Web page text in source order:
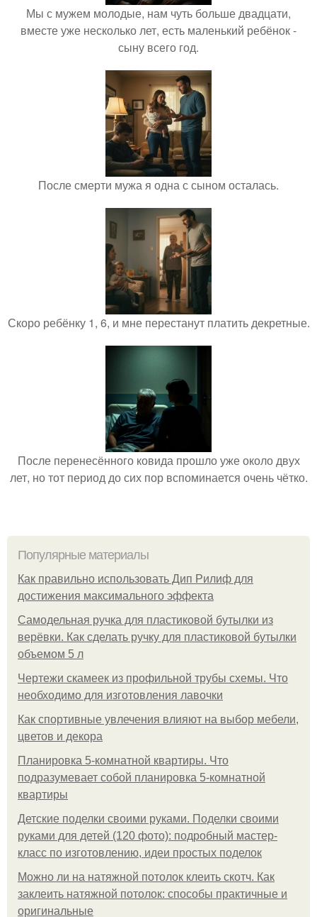
Мы с мужем молодые, нам чуть больше двадцати,
вместе уже несколько лет, есть маленький ребёнок -
сыну всего год.
После смерти мужа я одна с сыном осталась.
Скоро ребёнку 1, 6, и мне перестанут платить декретные.
После перенесённого ковида прошло уже около двух
лет, но тот период до сих пор вспоминается очень чётко.
Популярные материалы
Как правильно использовать Дип Рилиф для
достижения максимального эффекта
Самодельная ручка для пластиковой бутылки из
верёвки. Как сделать ручку для пластиковой бутылки
объемом 5 л
Чертежи скамеек из профильной трубы схемы. Что
необходимо для изготовления лавочки
Как спортивные увлечения влияют на выбор мебели,
цветов и декора
Планировка 5-комнатной квартиры. Что
подразумевает собой планировка 5-комнатной
квартиры
Детские поделки своими руками. Поделки своими
руками для детей (120 фото): подробный мастер-
класс по изготовлению, идеи простых поделок
Можно ли на натяжной потолок клеить скотч. Как
заклеить натяжной потолок: способы практичные и
оригинальные